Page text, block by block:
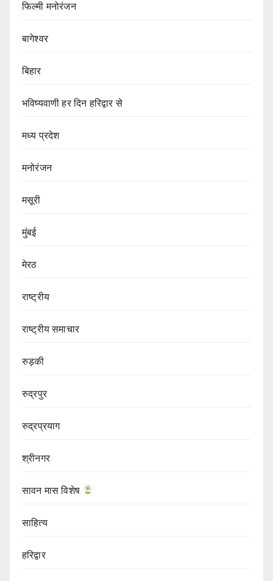
फिल्मी मनोरंजन
बागेश्वर
बिहार
भविष्यवाणी हर दिन हरिद्वार से
मध्य प्रदेश
मनोरंजन
मसूरी
मुंबई
मेरठ
राष्ट्रीय
राष्ट्रीय समाचार
रुड़की
रुद्रपुर
रुद्रप्रयाग
श्रीनगर
सावन मास विशेष
साहित्य
हरिद्वार